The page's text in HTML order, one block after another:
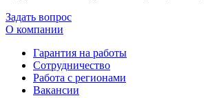
Задать вопрос
О компании
Гарантия на работы
Сотрудничество
Работа с регионами
Вакансии